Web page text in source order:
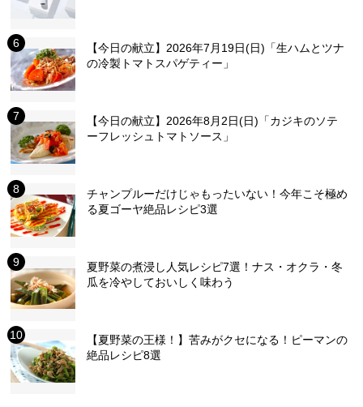
【今日の献立】2026年7月19日(日)「生ハムとツナ
の冷製トマトスパゲティー」
【今日の献立】2026年8月2日(日)「カジキのソテ
ーフレッシュトマトソース」
チャンプルーだけじゃもったいない！今年こそ極め
る夏ゴーヤ絶品レシピ3選
夏野菜の煮浸し人気レシピ7選！ナス・オクラ・冬
瓜を冷やしておいしく味わう
【夏野菜の王様！】苦みがクセになる！ピーマンの
絶品レシピ8選